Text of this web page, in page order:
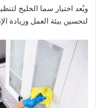
ويُعد اختيار سما الخليج
لتحسين بيئة العمل وزيادة